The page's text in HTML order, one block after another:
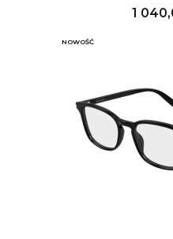
Cena
1
NOWOŚĆ